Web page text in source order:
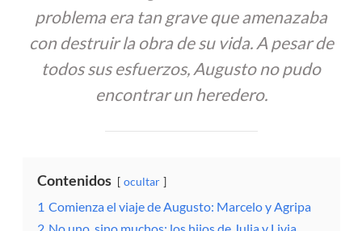
problema era tan grave que amenazaba
con destruir la obra de su vida. A pesar de
todos sus esfuerzos, Augusto no pudo
encontrar un heredero.
Contenidos ocultar
1 Comienza el viaje de Augusto: Marcelo y Agripa